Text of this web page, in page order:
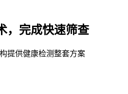
，完成快速筛查
提供健康检测整套方案